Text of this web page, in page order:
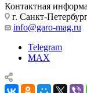
Контактная
г. Санкт-
info@garo-mag.ru
Telegram
MAX